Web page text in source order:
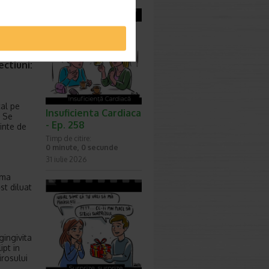
pe
Se
de
diluat
in
Insuficienta Cardiaca
- Ep. 258
Timp de citire:
0 minute, 0 secunde
31 iulie 2026